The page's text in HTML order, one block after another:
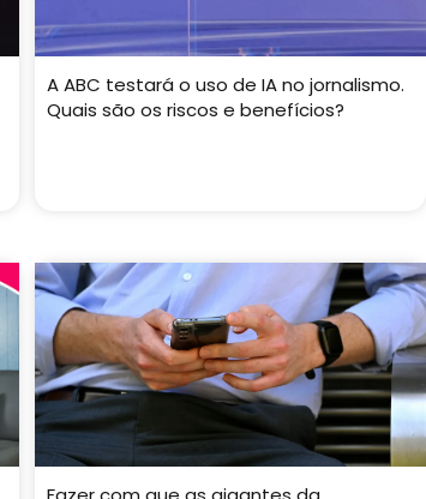
A ABC testará o uso de IA no jornalismo.
Quais são os riscos e benefícios?